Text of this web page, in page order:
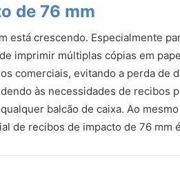
de 76 mm
crescendo. Especialmente
imprimir múltiplas cópias em
evitando a perda de
às necessidades de recibos
balcão de caixa. Ao
de recibos de impacto de 76 mm